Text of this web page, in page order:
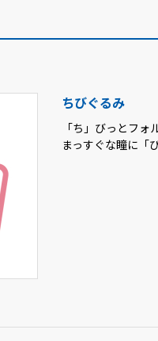
ちびぐるみ
「ち」びっとフォ
まっすぐな瞳に「